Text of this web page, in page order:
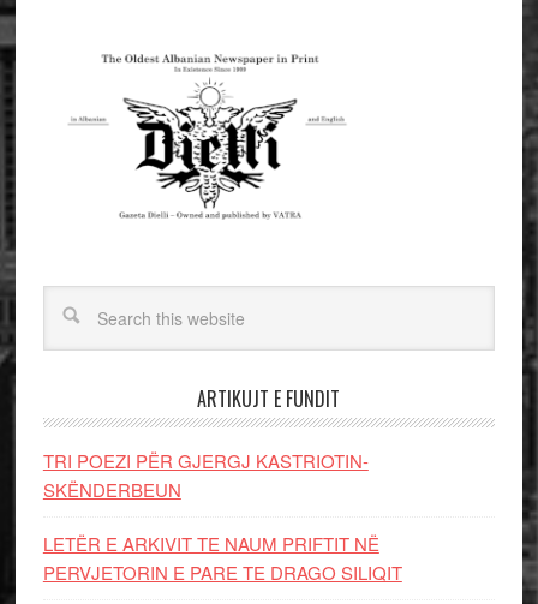
ARTIKUJT E FUNDIT
TRI POEZI PËR GJERGJ KASTRIOTIN-
SKËNDERBEUN
LETËR E ARKIVIT TE NAUM PRIFTIT NË
PERVJETORIN E PARE TE DRAGO SILIQIT